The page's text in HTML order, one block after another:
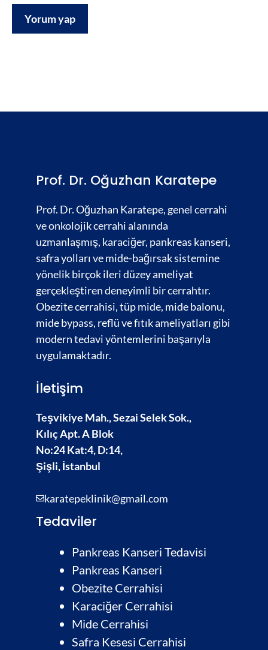
Prof. Dr. Oğuzhan Karatepe
Prof. Dr. Oğuzhan Karatepe, genel cerrahi
ve onkolojik cerrahi alanında
uzmanlaşmış, karaciğer, pankreas kanseri,
safra yolları vemide-bağırsaksistemine
yönelik birçok ileri düzey ameliyat
gerçekleştiren deneyimli bir cerrahtır.
Obezite cerrahisi,tüp mide, mide balonu,
mide bypass, reflü ve fıtık ameliyatları gibi
modern tedavi yöntemlerini başarıyla
uygulamaktadır.
İletişim
Teşvikiye Mah., Sezai Selek Sok.,
Kılıç Apt. A Blok
No:24 Kat:4, D:14,
Şişli, İstanbul
karatepeklinik@gmail.com
Tedaviler
Pankreas Kanseri Tedavisi
Pankreas Kanseri
Obezite Cerrahisi
Karaciğer Cerrahisi
Mide Cerrahisi
Safra Kesesi Cerrahisi